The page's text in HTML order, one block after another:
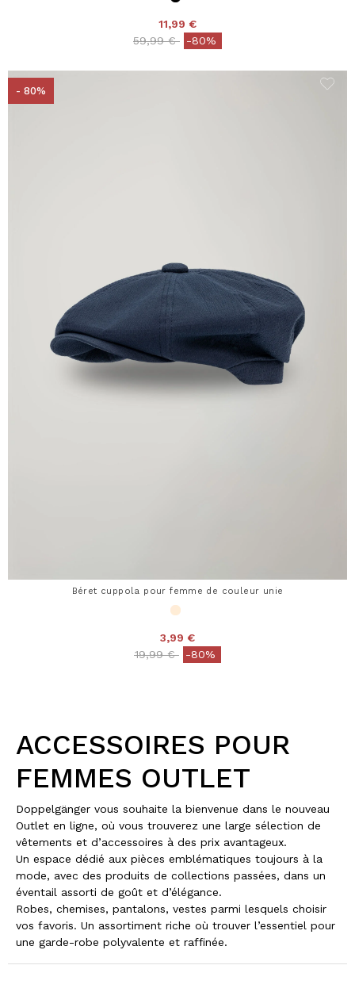
11,99 €
Price reduced from
59,99 €to-80%
- 80%
Béret cuppola pour femme de couleur unie
3,99 €
Price reduced from
19,99 €to-80%
ACCESSOIRES POUR
FEMMES OUTLET
Doppelgänger vous souhaite la bienvenue dans le nouveau
Outlet en ligne, où vous trouverez une large sélection de
vêtements et d’accessoires à des prix avantageux.
Un espace dédié aux pièces emblématiques toujours à la
mode, avec des produits de collections passées, dans un
éventail assorti de goût et d’élégance.
Robes, chemises, pantalons, vestes parmi lesquels choisir
vos favoris. Un assortiment riche où trouver l’essentiel pour
une garde-robe polyvalente et raffinée.